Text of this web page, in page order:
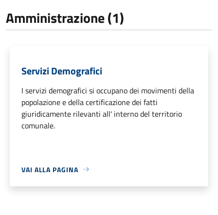
Amministrazione (1)
Servizi Demografici
I servizi demografici si occupano dei movimenti della
popolazione e della certificazione dei fatti
giuridicamente rilevanti all' interno del territorio
comunale.
VAI ALLA PAGINA